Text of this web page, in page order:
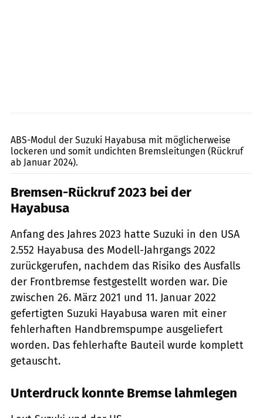
ABS-Modul der Suzuki Hayabusa mit möglicherweise
lockeren und somit undichten Bremsleitungen (Rückruf
ab Januar 2024).
Bremsen-Rückruf 2023 bei der
Hayabusa
Anfang des Jahres 2023 hatte Suzuki in den USA
2.552 Hayabusa des Modell-Jahrgangs 2022
zurückgerufen, nachdem das Risiko des Ausfalls
der Frontbremse festgestellt worden war. Die
zwischen 26. März 2021 und 11. Januar 2022
gefertigten Suzuki Hayabusa waren mit einer
fehlerhaften Handbremspumpe ausgeliefert
worden. Das fehlerhafte Bauteil wurde komplett
getauscht.
Unterdruck konnte Bremse lahmlegen